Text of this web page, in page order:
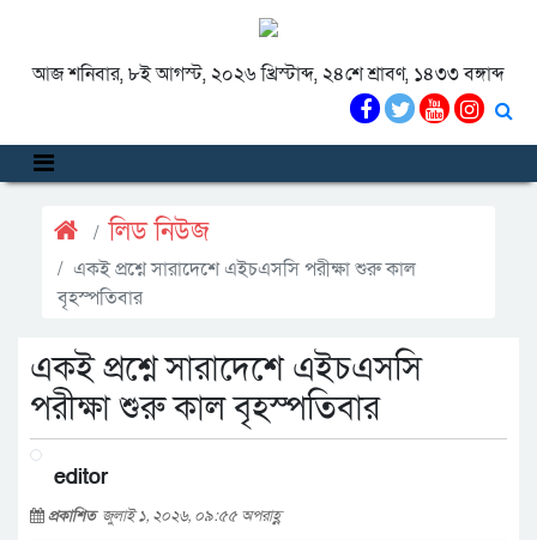
আজ শনিবার, ৮ই আগস্ট, ২০২৬ খ্রিস্টাব্দ, ২৪শে শ্রাবণ, ১৪৩৩ বঙ্গাব্দ
লিড নিউজ
একই প্রশ্নে সারাদেশে এইচএসসি পরীক্ষা শুরু কাল
বৃহস্পতিবার
একই প্রশ্নে সারাদেশে এইচএসসি
পরীক্ষা শুরু কাল বৃহস্পতিবার
editor
প্রকাশিত জুলাই ১, ২০২৬, ০৯:৫৫ অপরাহ্ণ